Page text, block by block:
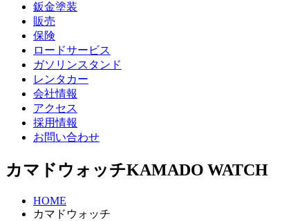
鈑金塗装
販売
保険
ロードサービス
ガソリンスタンド
レンタカー
会社情報
アクセス
採用情報
お問い合わせ
カマドウォッチKAMADO WATCH
HOME
カマドウォッチ